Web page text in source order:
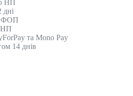
НП
дні
ФОП
НП
та Mono Pay
14 днів